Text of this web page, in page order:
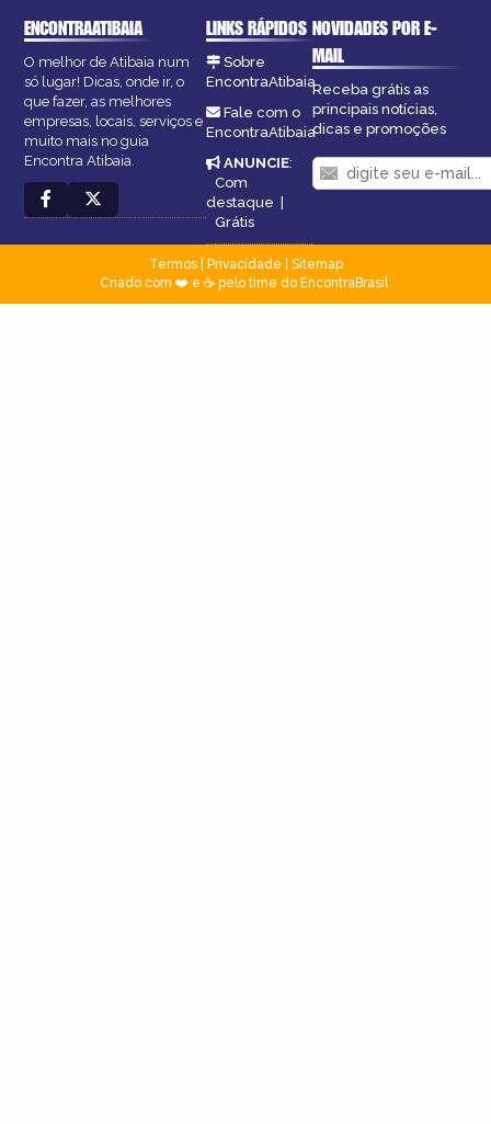
ENCONTRAATIBAIA
O melhor de Atibaia num
só lugar! Dicas, onde ir, o
que fazer, as melhores
empresas, locais, serviços e
muito mais no guia
Encontra Atibaia.
LINKS RÁPIDOS
Sobre
EncontraAtibaia
Fale com o
EncontraAtibaia
ANUNCIE:
Com
destaque
Grátis
NOVIDADES POR E-
MAIL
Receba grátis as
principais notícias,
dicas e promoções
Termos| Privacidade
Sitemap
Criado com ❤️ e ☕ pelo time do EncontraBrasil